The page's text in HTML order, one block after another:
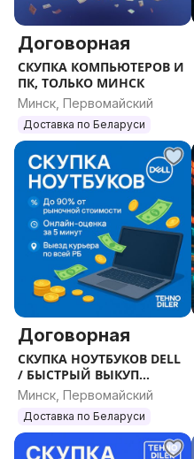
Nikon Coolpix S4100
Nikon Coolpix S4150
Nikon Coolpix S4200
Nikon Coolpix S4300
Nikon Coolpix S500
Nikon Coolpix S510
Nikon Coolpix S5100
Nikon Coolpix S5200
Nikon Coolpix S5300
Nikon Coolpix S550
Nikon Coolpix S560
Nikon Coolpix S570
Nikon Coolpix S600
Nikon Coolpix S610
Nikon Coolpix S610c
Nikon Coolpix S620
Nikon Coolpix S630
Nikon Coolpix S640
Nikon Coolpix S6200
Nikon Coolpix S6300
Nikon Coolpix S6500
Договорная
СКУПКА КОМПЬЮТЕРОВ И
ПК, ТОЛЬКО МИНСК
Минск, Первомайский
Доставка по Беларуси
Договорная
СКУПКА НОУТБУКОВ DELL
/ БЫСТРЫЙ ВЫКУП
НОУТБУКОВ, ПО ВСЕЙ РБ
Минск, Первомайский
Доставка по Беларуси